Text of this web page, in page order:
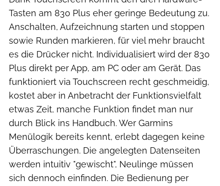
Tasten am 830 Plus eher geringe Bedeutung zu.
Anschalten, Aufzeichnung starten und stoppen
sowie Runden markieren, für viel mehr braucht
es die Drücker nicht. Individualisiert wird der 830
Plus direkt per App, am PC oder am Gerät. Das
funktioniert via Touchscreen recht geschmeidig,
kostet aber in Anbetracht der Funktionsvielfalt
etwas Zeit, manche Funktion findet man nur
durch Blick ins Handbuch. Wer Garmins
Menülogik bereits kennt, erlebt dagegen keine
Überraschungen. Die angelegten Datenseiten
werden intuitiv "gewischt", Neulinge müssen
sich dennoch einfinden. Die Bedienung per